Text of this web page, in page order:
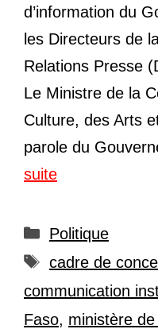
d’information du
les Directeurs de
Relations Presse
Le Ministre de la
Culture, des Arts
parole du
suite
Catégories
Politique
Étiquettes
cadre de
communication
Faso, ministère